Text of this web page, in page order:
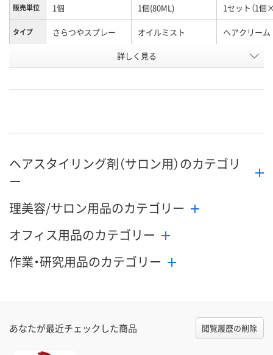
販売単位 1個 1個(80ML) 1セット（1個
タイプ さらつやスプレー オイルミスト ヘアクリーム
AWA1562 WRN7060
ます
数量
お取り扱い終了しま
数量
詳しく見る
ヘアスタイリング剤（サロン用）のカテゴリ
ー
理美容/サロン用品のカテゴリー
オフィス用品のカテゴリー
作業・研究用品のカテゴリー
あなたが最近チェックした商品 閲覧履歴の削除